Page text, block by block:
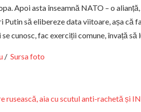
Apoi asta înseamnă NATO – o
Putin să elibereze data viitoare, așa că
cunosc, fac exerciții comune, învață să
/ Sursa foto
rusească, aia cu scutul anti-rachetă și